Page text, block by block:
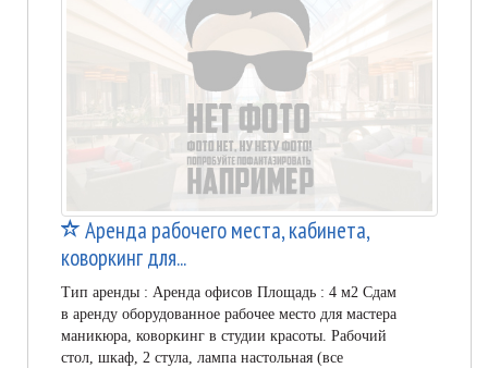
Аренда рабочего места, кабинета,
коворкинг для...
Тип аренды : Аренда офисов Площадь : 4 м2 Сдам
в аренду оборудованное рабочее место для мастера
маникюра, коворкинг в студии красоты. Рабочий
стол, шкаф, 2 стула, лампа настольная (все